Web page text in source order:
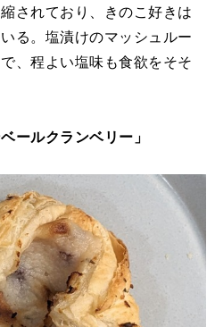
されており、きのこ好きは
る。塩漬けのマッシュルー
、程よい塩味も食欲をそそ
ールクランベリー」